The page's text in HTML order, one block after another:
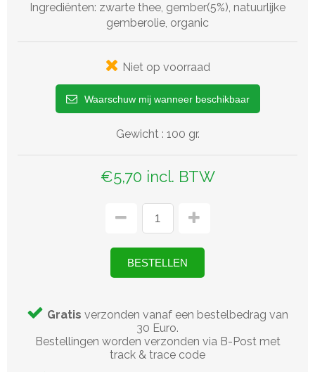
Ingrediënten: zwarte thee, gember(5%), natuurlijke
gemberolie, organic
Niet op voorraad
Waarschuw mij wanneer beschikbaar
Gewicht : 100 gr.
€5,70 incl. BTW
Gratis verzonden vanaf een bestelbedrag van
30 Euro.
Bestellingen worden verzonden via B-Post met
track & trace code